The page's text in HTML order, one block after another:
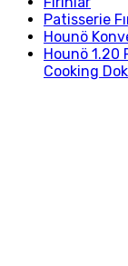
Patisserie
Hounö
Hounö 1.20
Cooking